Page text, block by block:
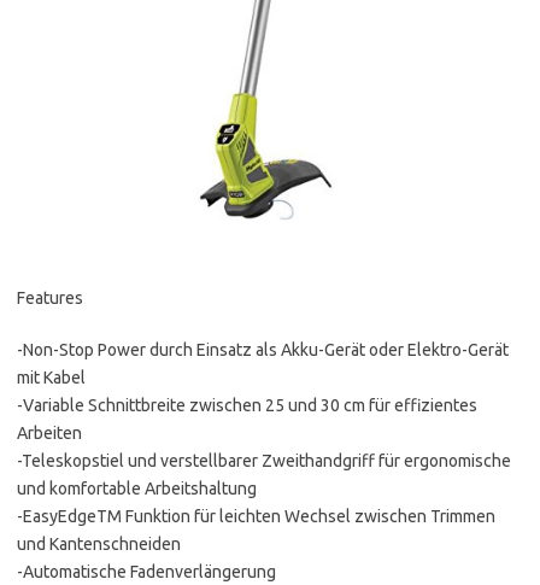
Features
-Non-Stop Power durch Einsatz als Akku-Gerät oder Elektro-Gerät
mit Kabel
-Variable Schnittbreite zwischen 25 und 30 cm für effizientes
Arbeiten
-Teleskopstiel und verstellbarer Zweithandgriff für ergonomische
und komfortable Arbeitshaltung
-EasyEdgeTM Funktion für leichten Wechsel zwischen Trimmen
und Kantenschneiden
-Automatische Fadenverlängerung